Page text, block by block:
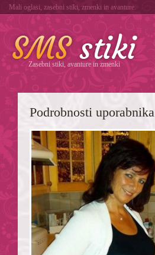
Mali oglasi, zasebni stiki, zmenki in avanture.
Zasebni stiki, avanture in zmenki
Podrobnosti uporabnika